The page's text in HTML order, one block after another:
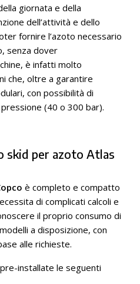
giornata e della
dell’attività e dello
fornire l’azoto necessario
senza dover
è infatti molto
che, oltre a garantire
con possibilità di
(40 o 300 bar).
skid per azoto Atlas
è completo e compatto
di complicati calcoli e
il proprio consumo di
a disposizione, con
alle richieste.
installate le seguenti